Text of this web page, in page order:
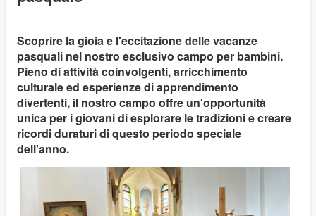
Scoprire la gioia e l'eccitazione delle vacanze
pasquali nel nostro esclusivo campo per bambini.
Pieno di attività coinvolgenti, arricchimento
culturale ed esperienze di apprendimento
divertenti, il nostro campo offre un'opportunità
unica per i giovani di esplorare le tradizioni e creare
ricordi duraturi di questo periodo speciale
dell'anno.